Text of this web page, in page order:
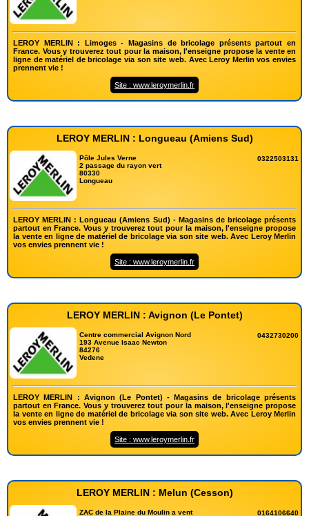
LEROY MERLIN : Limoges - Magasins de bricolage présents partout en
France. Vous y trouverez tout pour la maison, l'enseigne propose la vente en
ligne de matériel de bricolage via son site web. Avec Leroy Merlin vos envies
prennent vie !
Site : www.leroymerlin.fr
LEROY MERLIN : Longueau (Amiens Sud)
Pôle Jules Verne
2 passage du rayon vert
80330
Longueau
0322503131
LEROY MERLIN : Longueau (Amiens Sud) - Magasins de bricolage présents
partout en France. Vous y trouverez tout pour la maison, l'enseigne propose
la vente en ligne de matériel de bricolage via son site web. Avec Leroy Merlin
vos envies prennent vie !
Site : www.leroymerlin.fr
LEROY MERLIN : Avignon (Le Pontet)
Centre commercial Avignon Nord
193 Avenue Isaac Newton
84276
Vedene
0432730200
LEROY MERLIN : Avignon (Le Pontet) - Magasins de bricolage présents
partout en France. Vous y trouverez tout pour la maison, l'enseigne propose
la vente en ligne de matériel de bricolage via son site web. Avec Leroy Merlin
vos envies prennent vie !
Site : www.leroymerlin.fr
LEROY MERLIN : Melun (Cesson)
ZAC de la Plaine du Moulin a vent
0164106640